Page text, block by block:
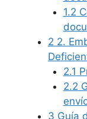
1.2
2 2.
2.1
2.2
3 Guía